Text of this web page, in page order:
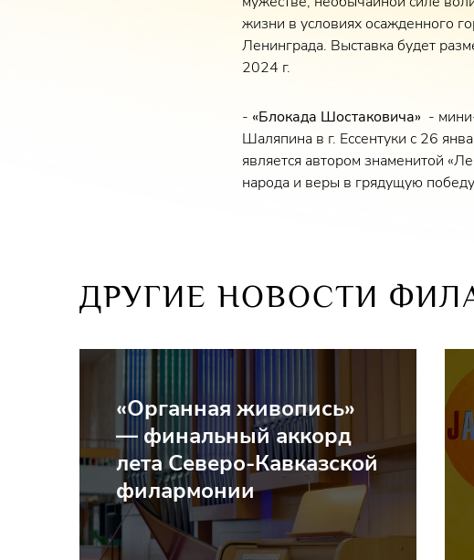
жизни в условиях осажденного
Ленинграда. Выставка будет
2024 г.
- «Блокада Шостаковича» -
Шаляпина в г. Ессентуки с 26
является автором знаменитой
народа и веры в грядущую
ДРУГИЕ НОВОСТИ
«Органная живопись»
— финальный аккорд
лета Северо-Кавказской
филармонии